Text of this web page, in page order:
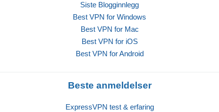
Siste Blogginnlegg
Best VPN for Windows
Best VPN for Mac
Best VPN for iOS
Best VPN for Android
Beste anmeldelser
ExpressVPN test & erfaring